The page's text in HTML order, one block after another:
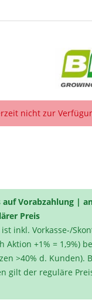
nicht zur
auf Vorabzahlung |
Preis
inkl. Vorkasse-/
Aktion +1% = 1,9%)
>40% d. Kunden).
gilt der reguläre